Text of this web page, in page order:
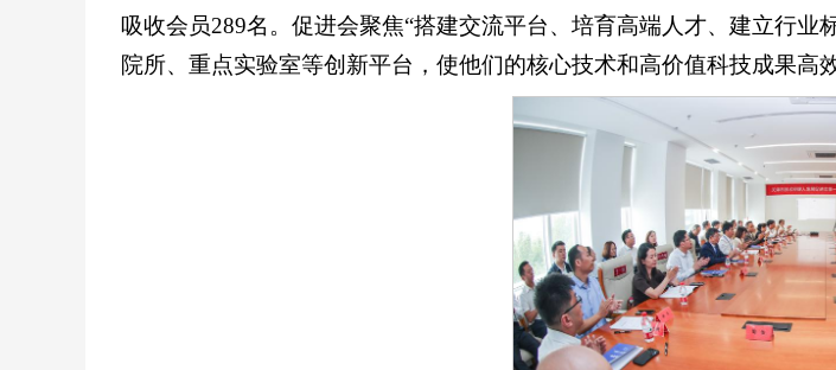
吸收会员289名。促进会聚焦“搭建交流平台、培育高端人才、建立行
院所、重点实验室等创新平台，使他们的核心技术和高价值科技成果高